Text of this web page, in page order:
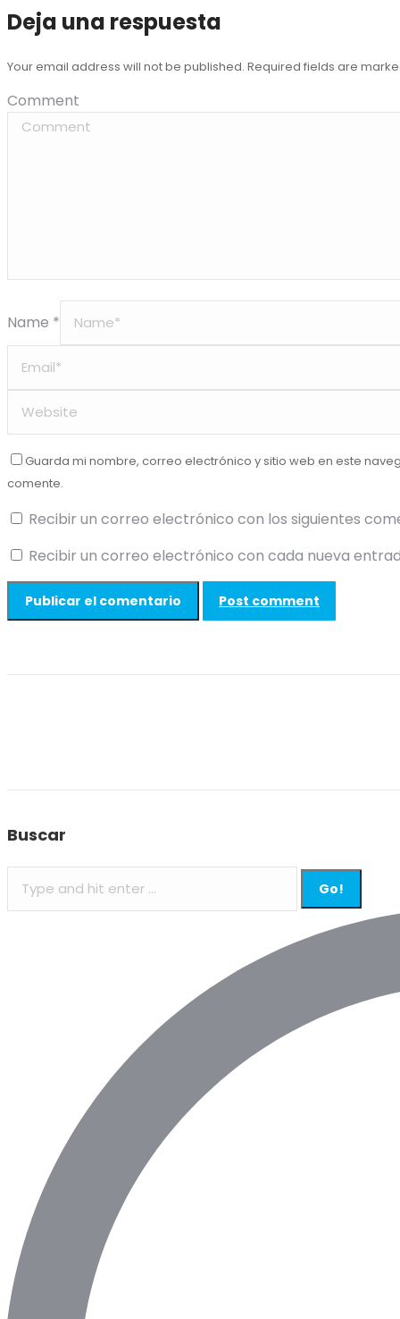
Deja una respuesta
Your email address will not be published. Required fields are
Comment
Name *
Guarda mi nombre, correo electrónico y sitio web en este
comente.
Recibir un correo electrónico con los siguientes
Recibir un correo electrónico con cada nueva
Post comment
Buscar